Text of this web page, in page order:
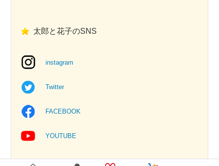
太郎と花子のSNS
instagram
Twitter
FACEBOOK
YOUTUBE